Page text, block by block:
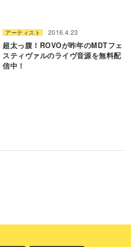
アーティスト 2016.4.23
超太っ腹！ROVOが昨年のMDTフェ
スティヴァルのライヴ音源を無料配
信中！